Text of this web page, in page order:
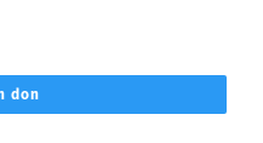
don